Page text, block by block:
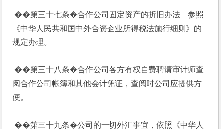
��第三十七条�合作公司固定资产的折旧办法，参照
《中华人民共和国中外合资企业所得税法施行细则》的
规定办理。
��第三十八条�合作公司各方有权自费聘请审计师查
阅合作公司帐簿和其他会计凭证，查阅时公司应提供方
便。
��第三十九条�公司的一切外汇事宜，依照《中华人